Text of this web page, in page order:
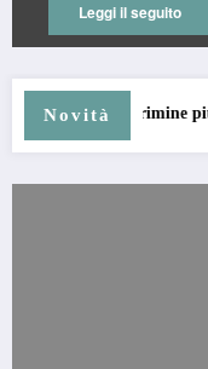
Leggi il seguito
Novità
“crimine più grave